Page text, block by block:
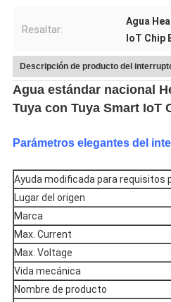
Resaltar:
Agua
IoT Chip
Descripción de producto del
Agua estándar nacional
Tuya con Tuya Smart IoT
Parámetros elegantes del
Ayuda modificada para requisitos
Lugar del origen
Marca
Max. Current
Max. Voltage
Vida mecánica
Nombre de producto